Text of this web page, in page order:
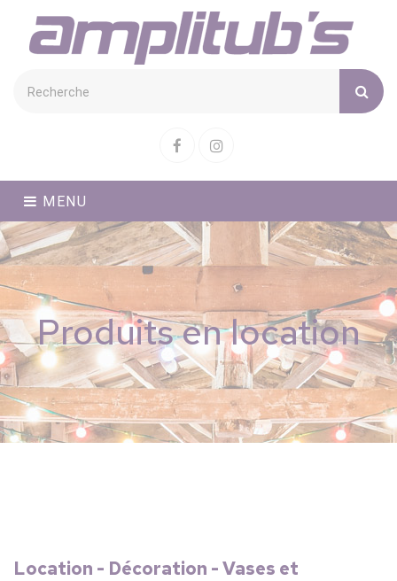
FacebookInstagram
MENU
Produits en location
Location - Décoration - Vases et
Cookies management panel